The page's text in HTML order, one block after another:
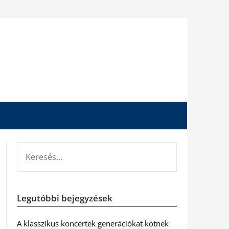
Legutóbbi bejegyzések
A klasszikus koncertek generációkat kötnek